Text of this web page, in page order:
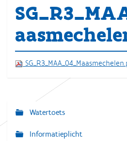
N
a
Watertoets
Informatieplicht